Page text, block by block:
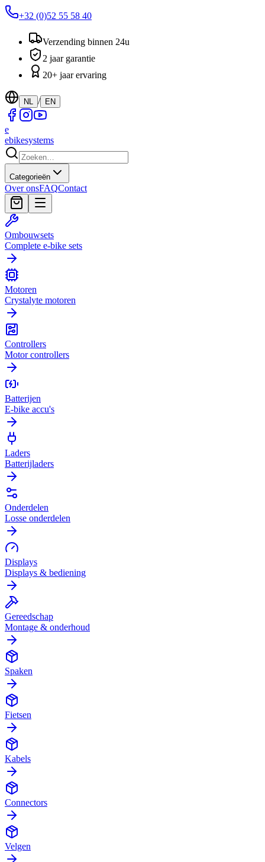
+32 (0)52 55 58 40
Verzending binnen 24u
2 jaar garantie
20+ jaar ervaring
NL / EN
e
ebikesystems
Categorieën
Over onsFAQContact
Ombouwsets
Complete e-bike sets
Motoren
Crystalyte motoren
Controllers
Motor controllers
Batterijen
E-bike accu's
Laders
Batterijladers
Onderdelen
Losse onderdelen
Displays
Displays & bediening
Gereedschap
Montage & onderhoud
Spaken
Fietsen
Kabels
Connectors
Velgen